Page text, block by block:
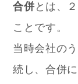
合併 とは、
ことです。
当時会社の
続し、合併